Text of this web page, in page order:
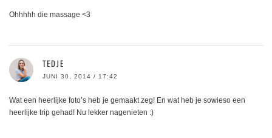
Ohhhhh die massage <3
TEDJE
JUNI 30, 2014 / 17:42
Wat een heerlijke foto’s heb je gemaakt zeg! En wat heb je sowieso een
heerlijke trip gehad! Nu lekker nagenieten :)